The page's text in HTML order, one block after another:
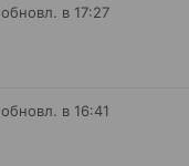
обновл. в 17:27
обновл. в 16:41